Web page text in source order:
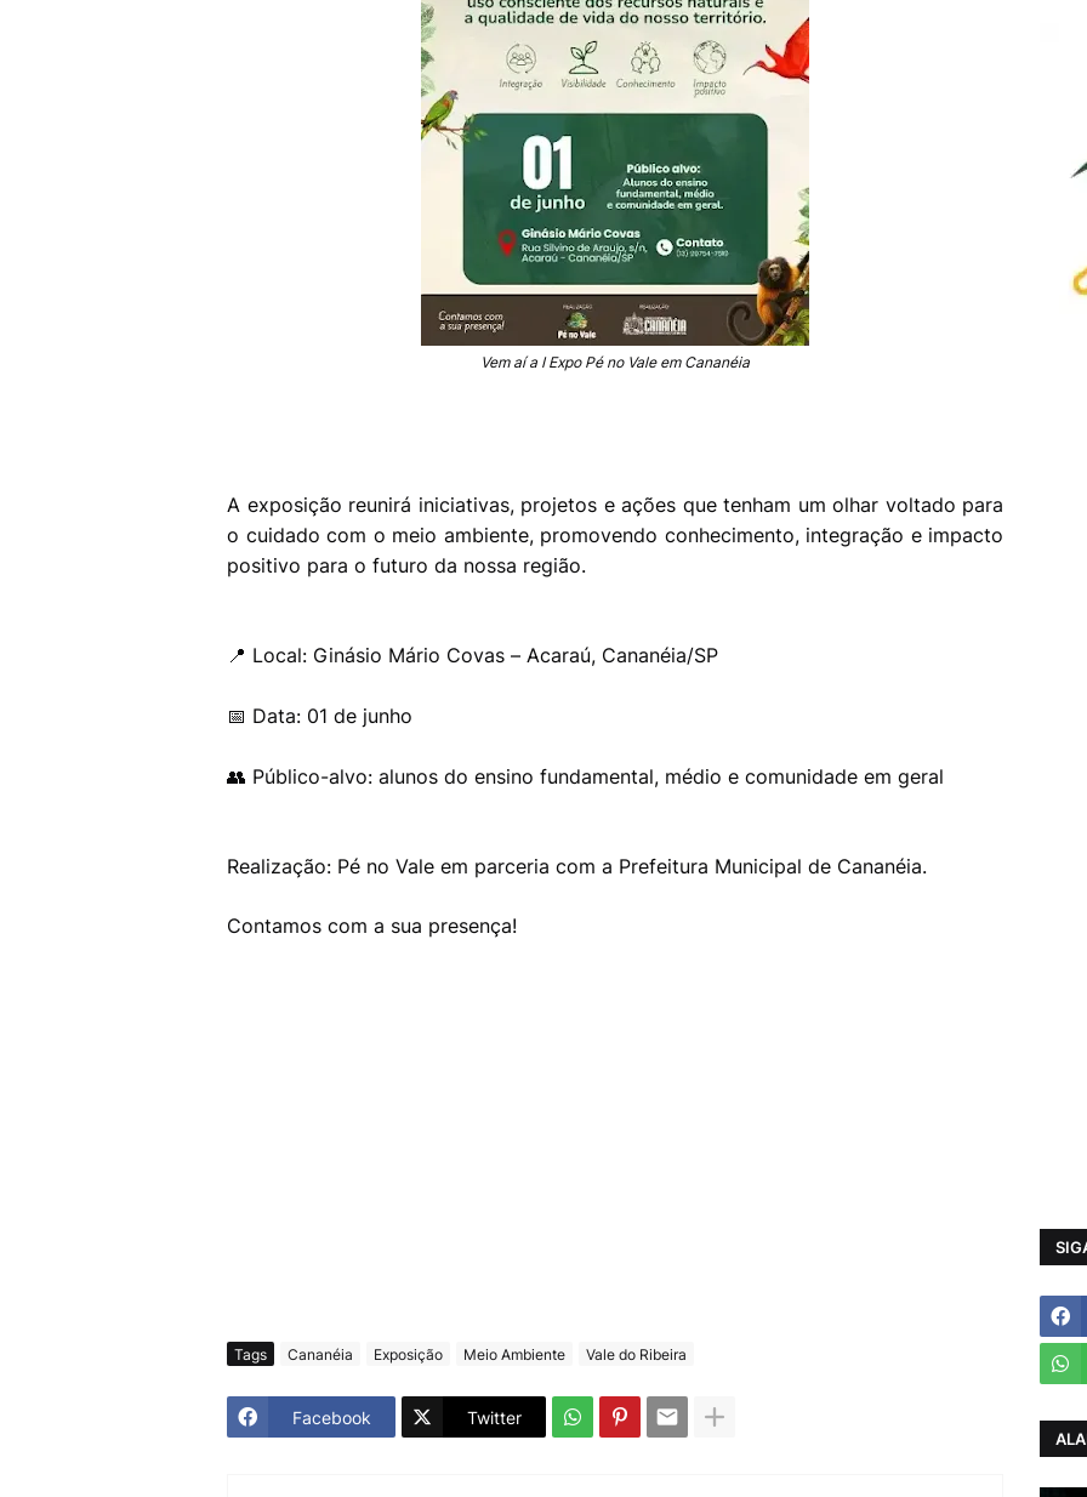
Vem aí a I Expo Pé no Vale em Cananéia
A exposição reunirá iniciativas, projetos e ações que tenham um olhar voltado para
o cuidado com o meio ambiente, promovendo conhecimento, integração e impacto
positivo para o futuro da nossa região.
📍 Local: Ginásio Mário Covas – Acaraú, Cananéia/SP
📅 Data: 01 de junho
👥 Público-alvo: alunos do ensino fundamental, médio e comunidade em geral
Realização: Pé no Vale em parceria com a Prefeitura Municipal de Cananéia.
Contamos com a sua presença!
Tags Cananéia Exposição Meio Ambiente Vale do Ribeira
Facebook Twitter